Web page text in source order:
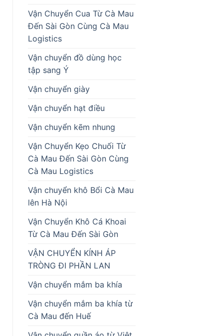
Vận Chuyển Cua Từ Cà Mau
Đến Sài Gòn Cùng Cà Mau
Logistics
Vận chuyển đồ dùng học
tập sang Ý
Vận chuyển giày
Vận chuyển hạt điều
Vận chuyển kẽm nhung
Vận Chuyển Kẹo Chuối Từ
Cà Mau Đến Sài Gòn Cùng
Cà Mau Logistics
Vận chuyển khô Bổi Cà Mau
lên Hà Nội
Vận Chuyển Khô Cá Khoai
Từ Cà Mau Đến Sài Gòn
VẬN CHUYỂN KÍNH ÁP
TRÒNG ĐI PHẦN LAN
Vận chuyển mắm ba khía
Vận chuyển mắm ba khía từ
Cà Mau đến Huế